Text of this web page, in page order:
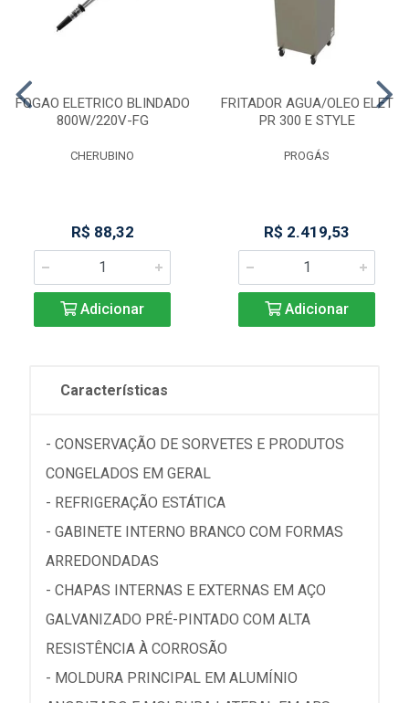
FOGAO ELETRICO BLINDADO
800W/220V-FG
CHERUBINO
R$ 88,32
Adicionar
FRITADOR AGUA/OLEO ELET
PR 300 E STYLE
PROGÁS
R$ 2.419,53
Adicionar
Características
- CONSERVAÇÃO DE SORVETES E PRODUTOS
CONGELADOS EM GERAL
- REFRIGERAÇÃO ESTÁTICA
- GABINETE INTERNO BRANCO COM FORMAS
ARREDONDADAS
- CHAPAS INTERNAS E EXTERNAS EM AÇO
GALVANIZADO PRÉ-PINTADO COM ALTA
RESISTÊNCIA À CORROSÃO
- MOLDURA PRINCIPAL EM ALUMÍNIO